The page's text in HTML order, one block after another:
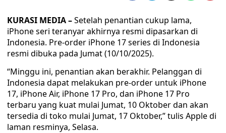
KURASI MEDIA –Setelah penantian cukup lama,
iPhone seri teranyar akhirnya resmi dipasarkan di
Indonesia. Pre-order iPhone 17 series di Indonesia
resmi dibuka pada Jumat (10/10/2025).
“Minggu ini, penantian akan berakhir. Pelanggan di
Indonesia dapat melakukan pre-order untuk iPhone
17, iPhone Air, iPhone 17 Pro, dan iPhone 17 Pro
terbaru yang kuat mulai Jumat, 10 Oktober dan akan
tersedia di toko mulai Jumat, 17 Oktober,” tulis Apple di
laman resminya, Selasa.